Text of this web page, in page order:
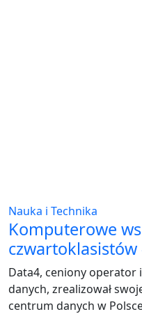
Nauka i Technika
Komputerowe
Data4, ceniony
danych, zrealizował
centrum danych w